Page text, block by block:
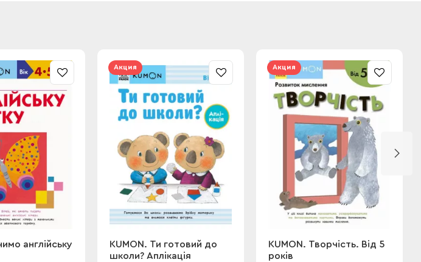
англійську
Акция
KUMON. Ти готовий до
школи? Аплікація
Акция
KUMON. Творчість. Від 5
років